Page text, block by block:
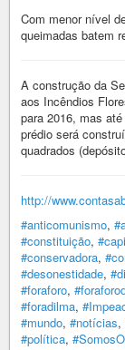
Com menor nível
queimadas batem
A construção da
aos Incêndios
para 2016, mas
prédio será
quadrados
http://
#anticomunismo,
#constituição,
#conservadora,
#desonestidade,
#foraforo,
#foradilma,
#mundo, #notícias,
#política,